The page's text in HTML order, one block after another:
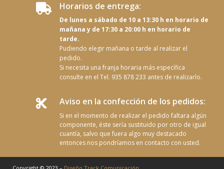
 Horarios de entrega:
De lunes a sábado de 10 a 13:30 h en horario de
mañana y de 17:30 a 20:00 h en horario de
tarde.
Pudiendo elegir mañana o tarde al realizar el
pedido.
Si necesita una franja horaria más específica
consulte en el Tel. 935 878 233 antes de realizarlo.
 Aviso en la confección de los pedidos:
Si en el momento de realizar el pedido faltara algún
componente, éste sería sustituido por otro de igual
cuantía, salvo que fuera algo muy destacado
entonces nos pondríamos en contacto con usted.